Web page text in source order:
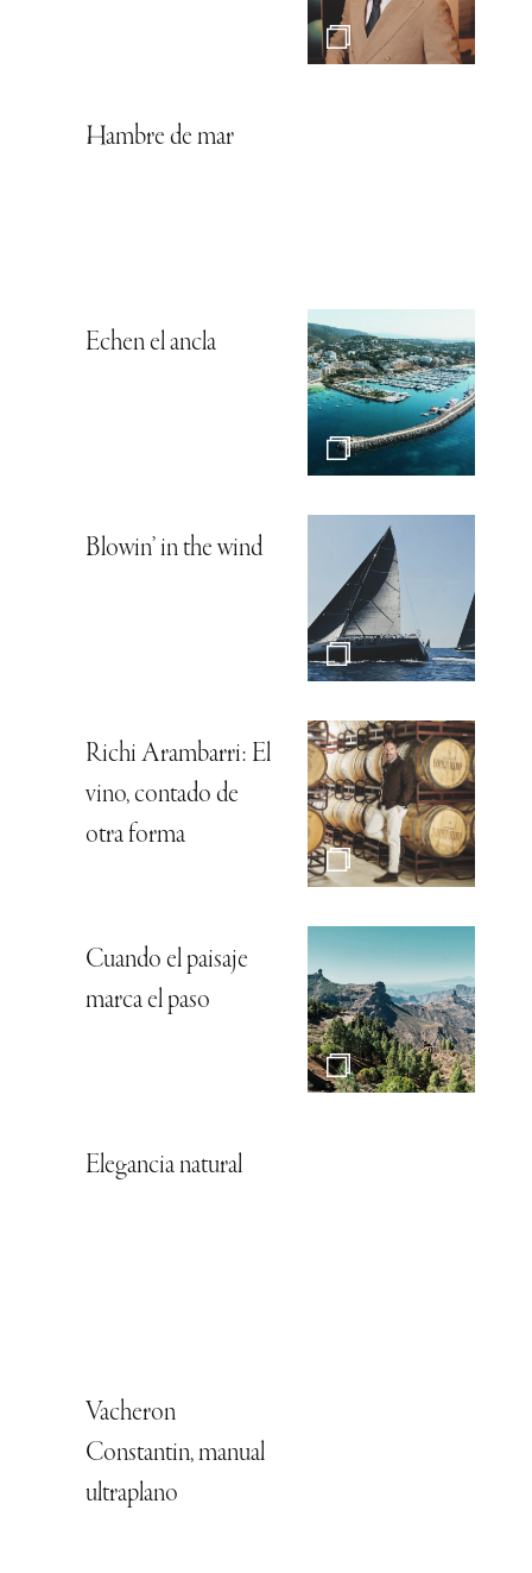
Hambre de mar
Echen el ancla
Blowin’ in the wind
Richi Arambarri: El
vino, contado de
otra forma
Cuando el paisaje
marca el paso
Elegancia natural
Vacheron
Constantin, manual
ultraplano